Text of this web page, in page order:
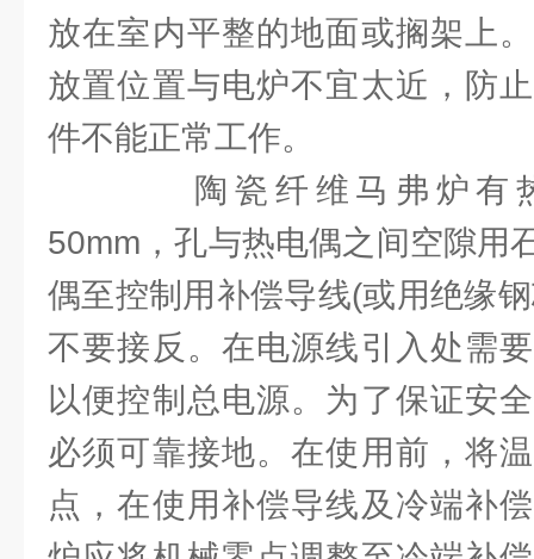
放在室内平整的地面或搁架上
放置位置与电炉不宜太近，防
件不能正常工作。
陶瓷纤维马弗炉有
50mm，孔与热电偶之间空隙用
偶至控制用补偿导线(或用绝缘
不要接反。在电源线引入处需
以便控制总电源。为了保证安
必须可靠接地。在使用前，将
点，在使用补偿导线及冷端补